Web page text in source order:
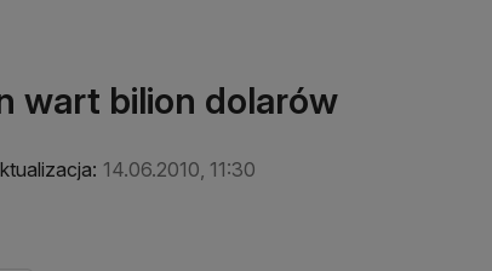
wart bilion dolarów
14.06.2010, 11:30